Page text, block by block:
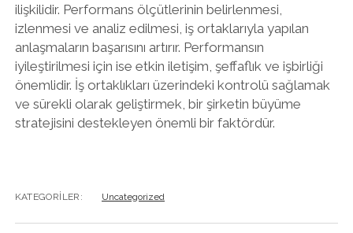
ilişkilidir. Performans ölçütlerinin belirlenmesi,
izlenmesi ve analiz edilmesi, iş ortaklarıyla yapılan
anlaşmaların başarısını artırır. Performansın
iyileştirilmesi için ise etkin iletişim, şeffaflık ve işbirliği
önemlidir. İş ortaklıkları üzerindeki kontrolü sağlamak
ve sürekli olarak geliştirmek, bir şirketin büyüme
stratejisini destekleyen önemli bir faktördür.
KATEGORILER: Uncategorized